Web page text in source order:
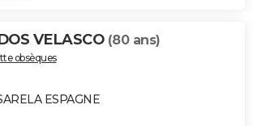
VELASCO (80 ans)
obsèques
ESPAGNE